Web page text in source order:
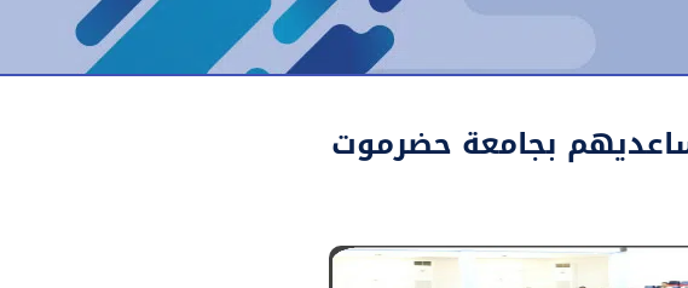
بجامعة حضرموت